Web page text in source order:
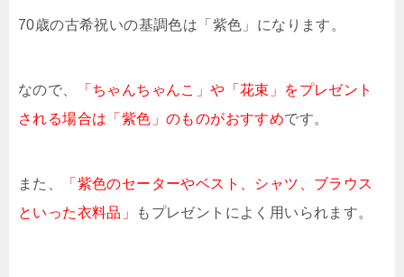
70歳の古希祝いの基調色は「紫色」になります。
なので、
「ちゃんちゃんこ」や「花束」をプレゼント
される場合は「紫色」のものがおすすめです。
また、
「紫色のセーターやベスト、シャツ、ブラウス
といった衣料品」
もプレゼントによく用いられます。